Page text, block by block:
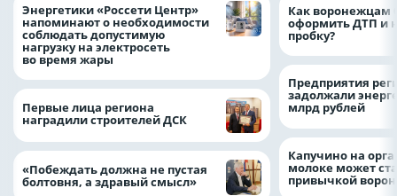
Энергетики «Россети Центр»
напоминают о необходимости
соблюдать допустимую
нагрузку на электросеть
во время жары
Первые лица региона
наградили строителей ДСК
«Побеждать должна не пустая
болтовня, а здравый смысл»
Как воронежцам
оформить ДТП и
пробку?
Предприятия
задолжали
млрд рублей
Капучино на
молоке может
привычкой